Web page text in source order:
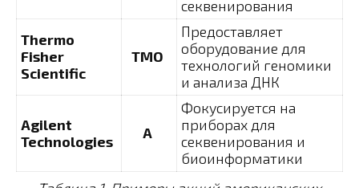
секвенирования
Thermo
Fisher
Scientific
TMO
Предоставляет
оборудование для
технологий геномики
и анализа ДНК
Agilent
Technologies
A
Фокусируется на
приборах для
секвенирования и
биоинформатики